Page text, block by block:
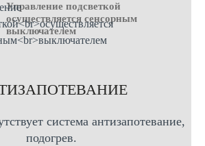
Управление подсветкой
осуществляется сенсорным
выключателем
система антизапотевание,
подогрев.